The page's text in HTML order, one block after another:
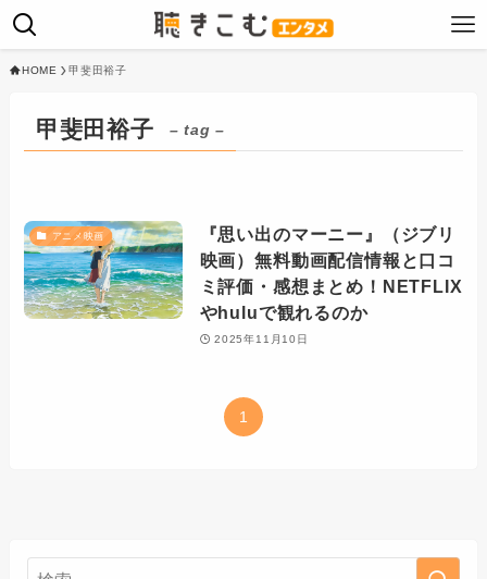
HOME 甲斐田裕子
甲斐田裕子 – tag –
アニメ映画
『思い出のマーニー』（ジブリ
映画）無料動画配信情報と口コ
ミ評価・感想まとめ！NETFLIX
やhuluで観れるのか
2025年11月10日
1